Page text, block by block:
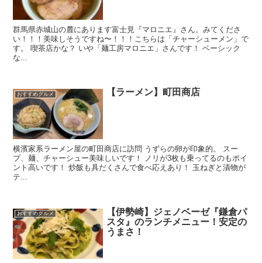
群馬県赤城山の麓にあります富士見『マロニエ』さん。みてくださ
い！！！美味しそうですね〜！！！こちらは「チャーシューメン」で
す。 喫茶店かな？ いや「麺工房マロニエ」さんです！ ベーシック
な...
おすすめグルメ 【ラーメン】町田商店
横濱家系ラーメン屋の町田商店に訪問 うずらの卵が印象的。 スー
プ、麺、チャーシュー美味しいです！ ノリが3枚も乗ってるのもポイ
ント高いです！ 炒飯も具だくさんで食べ応えあり！ 玉ねぎと漬物が
テ...
おすすめグルメ
【伊勢崎】ジェノベーゼ『鎌倉パ
スタ』のランチメニュー！安定の
うまさ！